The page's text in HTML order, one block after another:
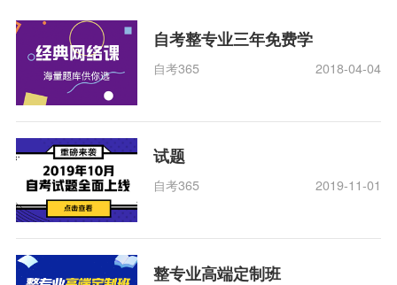
自考整专业三年免费学
自考365 2018-04-04
试题
自考365 2019-11-01
整专业高端定制班